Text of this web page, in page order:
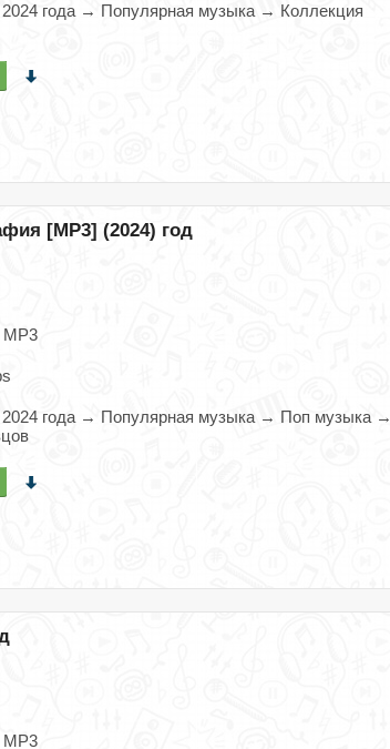
года → Популярная музыка → Коллекция
[MP3] (2024) год
MP3
года → Популярная музыка → Поп музыка →
MP3